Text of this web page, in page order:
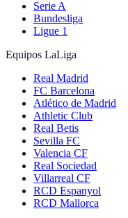
Serie A
Bundesliga
Ligue 1
Equipos LaLiga
Real Madrid
FC Barcelona
Atlético de Madrid
Athletic Club
Real Betis
Sevilla FC
Valencia CF
Real Sociedad
Villarreal CF
RCD Espanyol
RCD Mallorca